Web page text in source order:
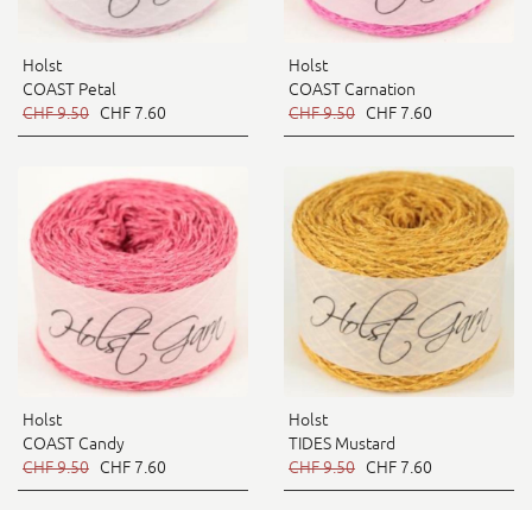
Holst
COAST Petal
CHF 9.50 CHF 7.60
Holst
COAST Carnation
CHF 9.50 CHF 7.60
Holst
COAST Candy
CHF 9.50 CHF 7.60
Holst
TIDES Mustard
CHF 9.50 CHF 7.60